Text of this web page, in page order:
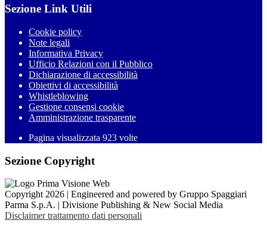
Sezione Link Utili
Cookie policy
Note legali
Informativa Privacy
Ufficio Relazioni con il Pubblico
Dichiarazione di accessibilità
Obiettivi di accessibilità
Whistleblowing
Gestione consensi cookie
Amministrazione trasparente
Pagina visualizzata 923 volte
Sezione Copyright
Copyright 2026 | Engineered and powered by Gruppo Spaggiari
Parma S.p.A. | Divisione Publishing & New Social Media
Disclaimer trattamento dati personali